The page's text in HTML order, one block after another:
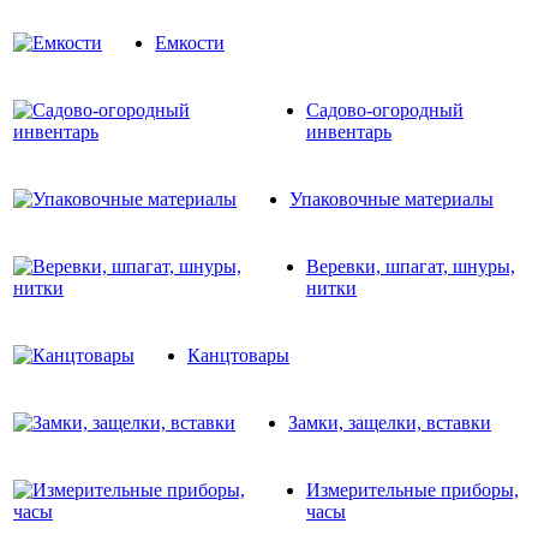
Емкости
Садово-огородный
инвентарь
Упаковочные материалы
Веревки, шпагат, шнуры,
нитки
Канцтовары
Замки, защелки, вставки
Измерительные приборы,
часы